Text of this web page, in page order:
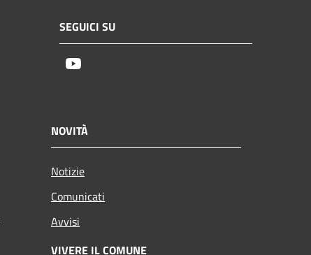
SEGUICI SU
NOVITÀ
Notizie
Comunicati
Avvisi
VIVERE IL COMUNE